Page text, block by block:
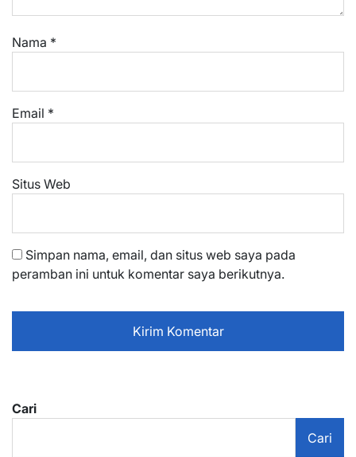
Nama *
Email *
Situs Web
Simpan nama, email, dan situs web saya pada
peramban ini untuk komentar saya berikutnya.
Cari
Cari